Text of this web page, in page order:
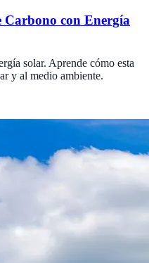
Carbono con Energía
solar. Aprende cómo esta
y al medio ambiente.